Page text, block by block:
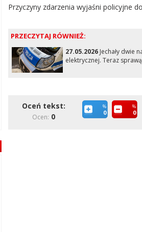
Przyczyny zdarzenia wyjaśni policyjne
PRZECZYTAJ RÓWNIEŻ:
27.05.2026Jechały dwie
elektrycznej. Teraz
Oceń tekst:
Ocen: 0
%
0
%
0